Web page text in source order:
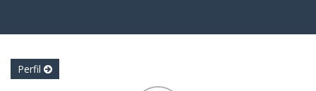
Perfil